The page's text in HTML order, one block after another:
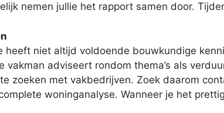
nemen jullie het rapport samen door.
heeft niet altijd voldoende bouwkundige
vakman adviseert rondom thema’s als
zoeken met vakbedrijven. Zoek daarom
woninganalyse. Wanneer je het